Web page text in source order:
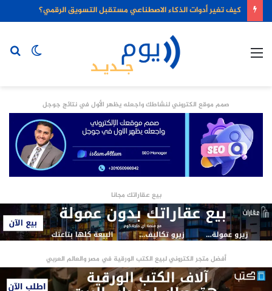
كيف تغير أدوات الذكاء الاصطناعي مستقبل التسويق الرقمي؟
الوضع
صمم موقع الكتروني لنشاطك واجعله يظهر الأول في نتائج جوجل
بيع عقاراتك مجانا
أفضل متجر الكتروني لبيع الكتب الورقية في مصر والعالم العربي